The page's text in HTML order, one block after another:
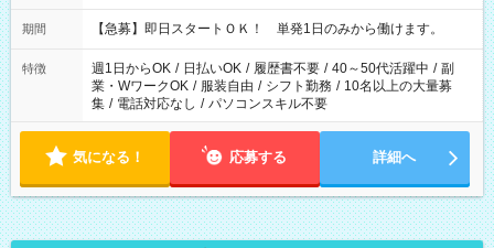
・13：00～22：00 ・22：00～翌6：00 など
期間 【急募】即日スタートＯＫ！ 単発1日のみから働けます。
特徴 週1日からOK / 日払いOK / 履歴書不要 / 40～50代活躍中 / 副
業・WワークOK / 服装自由 / シフト勤務 / 10名以上の大量募
集 / 電話対応なし / パソコンスキル不要
気になる！ 応募する 詳細へ